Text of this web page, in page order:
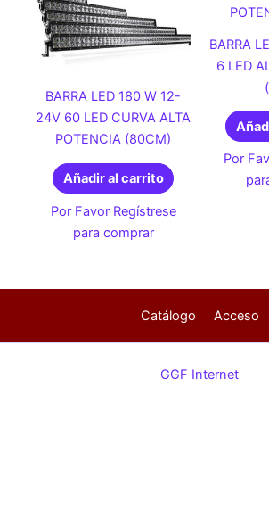
BARRA LED 180 W 12-
24V 60 LED CURVA ALTA
POTENCIA (80CM)
Añadir al carrito
Por Favor Regístrese
para comprar
BARRA
6 LED
Por
Catálogo Acceso
GGF Internet